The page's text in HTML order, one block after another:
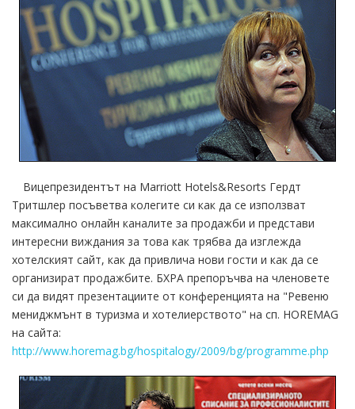
Вицепрезидентът на Marriott Hotels&Resorts Гердт
Тритшлер посъветва колегите си как да се използват
максимално онлайн каналите за продажби и представи
интересни виждания за това как трябва да изглежда
хотелският сайт, как да привлича нови гости и как да се
организират продажбите. БХРА препоръчва на членовете
си да видят презентациите от конференцията на "Ревеню
мениджмънт в туризма и хотелиерството" на сп. HOREMAG
на сайта:
http://www.horemag.bg/hospitalogy/2009/bg/programme.php